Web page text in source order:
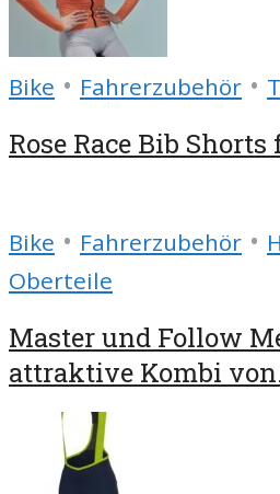
Bike • Fahrerzubehör •
Rose Race Bib
Bike • Fahrerzubehör •
Oberteile
Master und Follow
attraktive Kombi